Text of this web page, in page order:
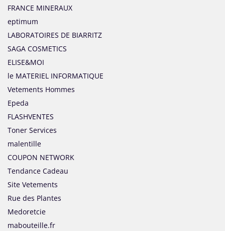
FRANCE MINERAUX
eptimum
LABORATOIRES DE BIARRITZ
SAGA COSMETICS
ELISE&MOI
le MATERIEL INFORMATIQUE
Vetements Hommes
Epeda
FLASHVENTES
Toner Services
malentille
COUPON NETWORK
Tendance Cadeau
Site Vetements
Rue des Plantes
Medoretcie
mabouteille.fr